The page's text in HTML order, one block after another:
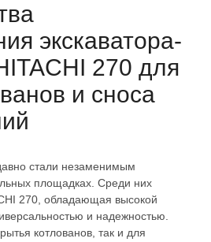
экскаватора-
270 для
и сноса
стали незаменимым
площадках. Среди них
270, обладающая высокой
и надежностью.
котлованов, так и для